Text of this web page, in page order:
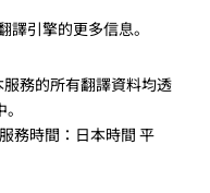
譯引擎的更多信息。
務的所有翻譯資料均透
務時間：日本時間 平